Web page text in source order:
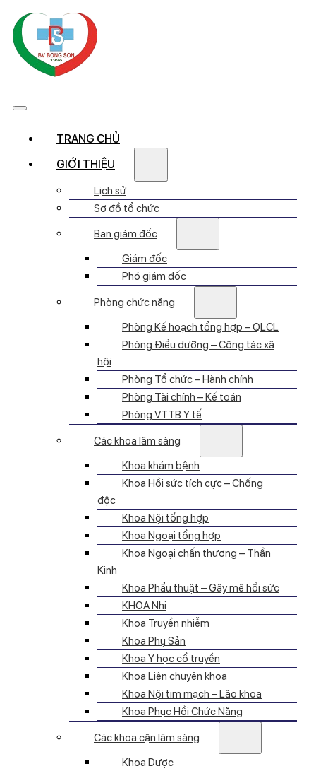
TRANG CHỦ
GIỚI THIỆU
Lịch sử
Sơ đồ tổ chức
Ban giám đốc
Giám đốc
Phó giám đốc
Phòng chức năng
Phòng Kế hoạch tổng hợp – QLCL
Phòng Điều dưỡng – Công tác xã
hội
Phòng Tổ chức – Hành chính
Phòng Tài chính – Kế toán
Phòng VTTB Y tế
Các khoa lâm sàng
Khoa khám bệnh
Khoa Hồi sức tích cực – Chống
độc
Khoa Nội tổng hợp
Khoa Ngoại tổng hợp
Khoa Ngoại chấn thương – Thần
Kinh
Khoa Phẩu thuật – Gây mê hồi sức
KHOA Nhi
Khoa Truyền nhiễm
Khoa Phụ Sản
Khoa Y học cổ truyền
Khoa Liên chuyên khoa
Khoa Nội tim mạch – Lão khoa
Khoa Phục Hồi Chức Năng
Các khoa cận lâm sàng
Khoa Dược